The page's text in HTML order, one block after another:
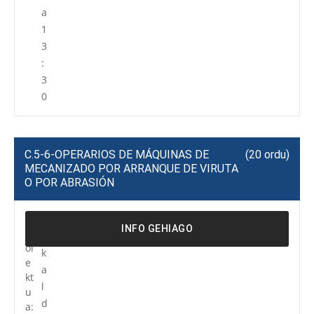
a
1
3
:
3
0
C.5-6-OPERARIOS DE MÁQUINAS DE
MECANIZADO POR ARRANQUE DE VIRUTA
O POR ABRASIÓN
(20 ordu)
oi
e
kt
u
a:
k
a
l
d
INFO GEHIAGO